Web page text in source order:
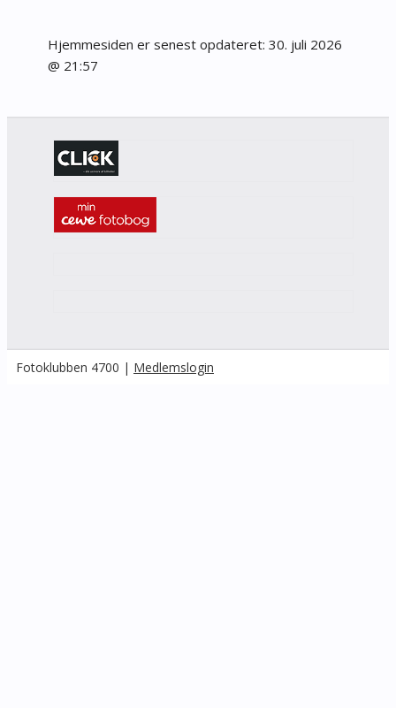
Hjemmesiden er senest opdateret: 30. juli 2026
@ 21:57
Fotoklubben 4700 | Medlemslogin